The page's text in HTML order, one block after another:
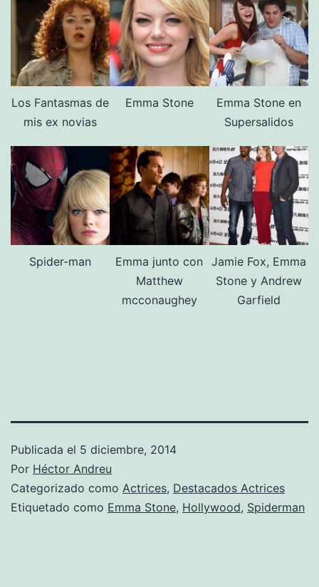
Los Fantasmas de
mis ex novias
Emma Stone
Emma Stone en
Supersalidos
Spider-man
Emma junto con
Matthew
mcconaughey
Jamie Fox, Emma
Stone y Andrew
Garfield
Publicada el 5 diciembre, 2014
Por Héctor Andreu
Categorizado como Actrices, Destacados Actrices
Etiquetado como Emma Stone, Hollywood, Spiderman